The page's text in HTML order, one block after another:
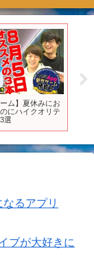
ム】夏休みにお
にハイクオリテ
選
るアプリ
ブが大好きに